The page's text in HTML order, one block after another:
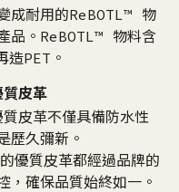
成耐用的ReBOTL™ 物
品。ReBOTL™ 物料含
造PET。
皮革
革不僅具備防水性
歷久彌新。
質皮革都經過品牌的
，確保品質始終如一。​